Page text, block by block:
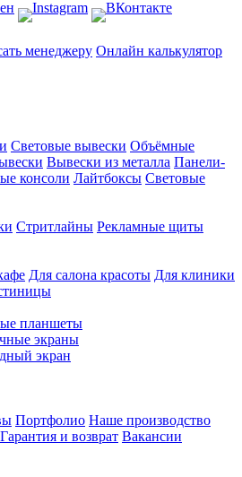
менеджеру Онлайн калькулятор
Световые вывески Объёмные
Вывески из металла Панели-
консоли Лайтбоксы Световые
Стритлайны Рекламные щиты
Для салона красоты Для клиники
планшеты
экраны
экран
Портфолио Наше производство
Гарантия и возврат Вакансии